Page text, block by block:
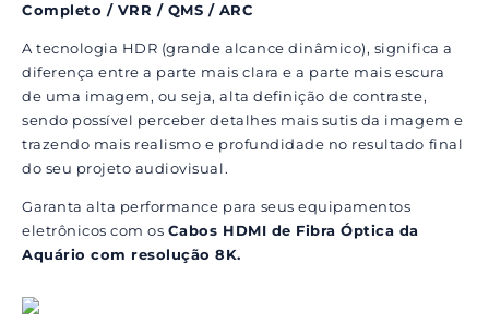
Completo / VRR / QMS / ARC
A tecnologia HDR (grande alcance dinâmico), significa a
diferença entre a parte mais clara e a parte mais escura
de uma imagem, ou seja, alta definição de contraste,
sendo possível perceber detalhes mais sutis da imagem e
trazendo mais realismo e profundidade no resultado final
do seu projeto audiovisual.
Garanta alta performance para seus equipamentos
eletrônicos com os Cabos HDMI de Fibra Óptica da
Aquário com resolução 8K.